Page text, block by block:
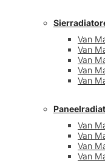
Van
Van
Van
Van
Van
Van
Van
Van
Van